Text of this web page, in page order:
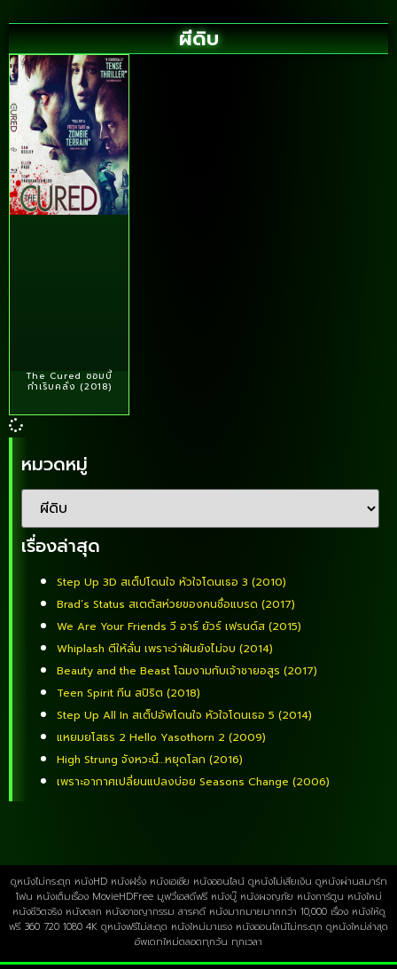
ผีดิบ
The Cured ซอมบี้
กำเริบคลั่ง (2018)
หมวดหมู่
เรื่องล่าสุด
Step Up 3D สเต็ปโดนใจ หัวใจโดนเธอ 3 (2010)
Brad’s Status สเตตัสห่วยของคนชื่อแบรด (2017)
We Are Your Friends วี อาร์ ยัวร์ เฟรนด์ส (2015)
Whiplash ตีให้ลั่น เพราะว่าฝันยังไม่จบ (2014)
Beauty and the Beast โฉมงามกับเจ้าชายอสูร (2017)
Teen Spirit ทีน สปิริต (2018)
Step Up All In สเต็ปอัพโดนใจ หัวใจโดนเธอ 5 (2014)
แหยมยโสธร 2 Hello Yasothorn 2 (2009)
High Strung จังหวะนี้…หยุดโลก (2016)
เพราะอากาศเปลี่ยนแปลงบ่อย Seasons Change (2006)
ดูหนังไม่กระตุก หนังHD หนังฝรั่ง หนังเอเชีย หนังออนไลน์ ดูหนังไม่เสียเงิน ดูหนังผ่านสมาร์ท
โฟน หนังเต็มเรื่อง MovieHDFree มูฟวี่เอสดีฟรี หนังบู๊ หนังผจญภัย หนังการ์ตูน หนังใหม่
หนังชีวิตจริง หนังตลก หนังอาชญากรรม สารคดี หนังมากมายมากกว่า 10,000 เรื่อง หนังให้ดู
ฟรี 360 720 1080 4K ดูหนังฟรีไม่สะดุด หนังใหม่มาแรง หนังออนไลน์ไม่กระตุก ดูหนังใหม่ล่าสุด
อัพเดทใหม่ตลอดทุกวัน ทุกเวลา